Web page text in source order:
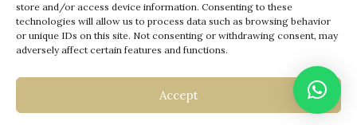
store and/or access device information. Consenting to these
technologies will allow us to process data such as browsing behavior
or unique IDs on this site. Not consenting or withdrawing consent, may
adversely affect certain features and functions.
Accept
MENÚ
© 2025 EUROGEMS| Developed by